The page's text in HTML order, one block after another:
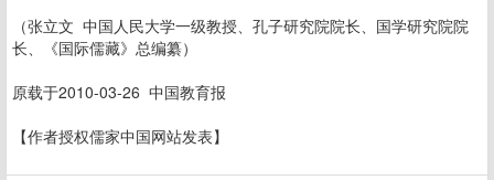
（张立文 中国人民大学一级教授、孔子研究院院长、国学研究院院
长、《国际儒藏》总编纂）
原载于2010-03-26 中国教育报
【作者授权儒家中国网站发表】